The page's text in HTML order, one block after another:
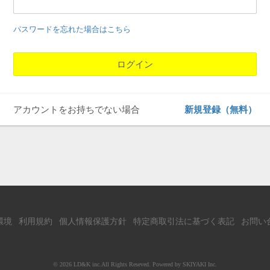
パスワードを忘れた場合はこちら
アカウントをお持ちでない場合 新規登録（無料）
境 利用規約 個人情報保護方針 特定商取引法に基づく表記 お問い
© 2026 LD&K inc.All Rights Reseved. Powered by SKIYAKI Inc.